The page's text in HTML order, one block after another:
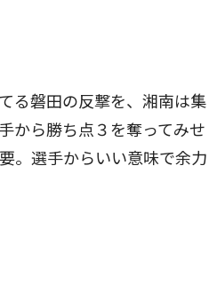
る磐田の反撃を、湘南は集
から勝ち点３を奪ってみせ
。選手からいい意味で余力